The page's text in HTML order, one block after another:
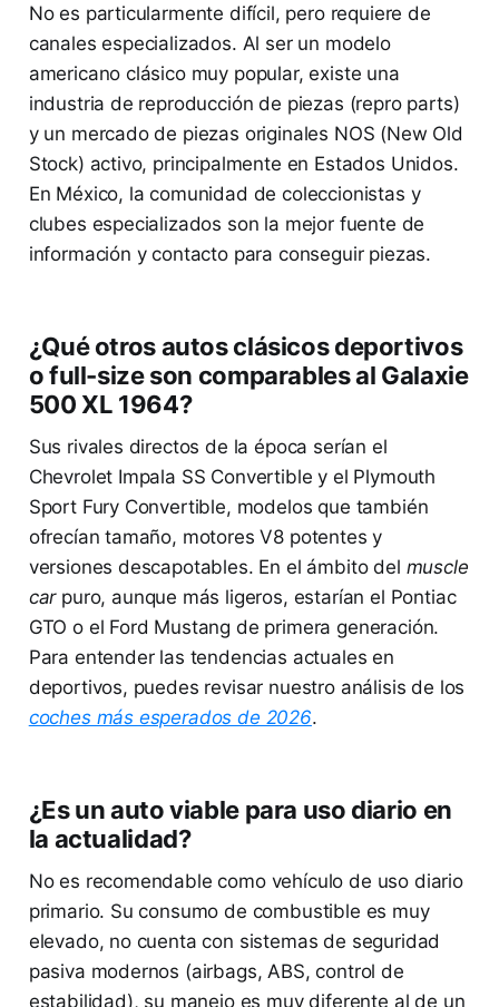
No es particularmente difícil, pero requiere de
canales especializados. Al ser un modelo
americano clásico muy popular, existe una
industria de reproducción de piezas (repro parts)
y un mercado de piezas originales NOS (New Old
Stock) activo, principalmente en Estados Unidos.
En México, la comunidad de coleccionistas y
clubes especializados son la mejor fuente de
información y contacto para conseguir piezas.
¿Qué otros autos clásicos deportivos
o full-size son comparables al Galaxie
500 XL 1964?
Sus rivales directos de la época serían el
Chevrolet Impala SS Convertible y el Plymouth
Sport Fury Convertible, modelos que también
ofrecían tamaño, motores V8 potentes y
versiones descapotables. En el ámbito del muscle
carpuro, aunque más ligeros, estarían el Pontiac
GTO o el Ford Mustang de primera generación.
Para entender las tendencias actuales en
deportivos, puedes revisar nuestro análisis de los
coches más esperados de 2026.
¿Es un auto viable para uso diario en
la actualidad?
No es recomendable como vehículo de uso diario
primario. Su consumo de combustible es muy
elevado, no cuenta con sistemas de seguridad
pasiva modernos (airbags, ABS, control de
estabilidad), su manejo es muy diferente al de un